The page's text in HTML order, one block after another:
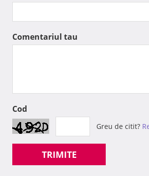
Comentariul tau
Cod
Greu de citit?
TRIMITE